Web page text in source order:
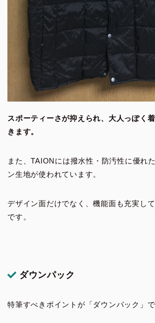
スポーティーさが抑えられ、大人っぽく
きます。
また、TAIONには撥水性・防汚性に優れ
ン生地が使われています。
デザイン面だけでなく、機能面も充実し
です。
ダウンパック
特筆すべきポイントが「ダウンパック」で